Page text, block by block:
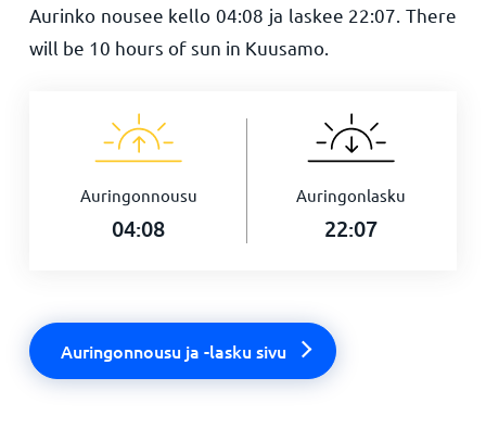
Aurinko nousee kello04:08 ja laskee 22:07 . There
will be 10 hours of sun in Kuusamo.
Auringonnousu
04:08
Auringonlasku
22:07
Auringonnousu ja -lasku sivu